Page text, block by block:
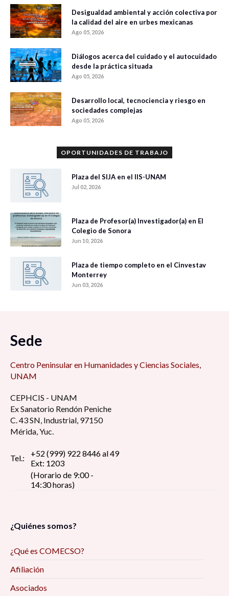
Desigualdad ambiental y acción colectiva por
la calidad del aire en urbes mexicanas
Ago 05, 2026
Diálogos acerca del cuidado y el autocuidado
desde la práctica situada
Ago 05, 2026
Desarrollo local, tecnociencia y riesgo en
sociedades complejas
Ago 05, 2026
OPORTUNIDADES DE TRABAJO
Plaza del SIJA en el IIS-UNAM
Jul 02, 2026
Plaza de Profesor(a) Investigador(a) en El
Colegio de Sonora
Jun 10, 2026
Plaza de tiempo completo en el Cinvestav
Monterrey
Jun 03, 2026
Sede
Centro Peninsular en Humanidades y Ciencias Sociales,
UNAM
CEPHCIS - UNAM
Ex Sanatorio Rendón Peniche
C. 43 SN, Industrial, 97150
Mérida, Yuc.
Tel.:
+52 (999) 922 8446 al 49
Ext: 1203
(Horario de 9:00 -
14:30 horas)
¿Quiénes somos?
¿Qué es COMECSO?
Afiliación
Asociados